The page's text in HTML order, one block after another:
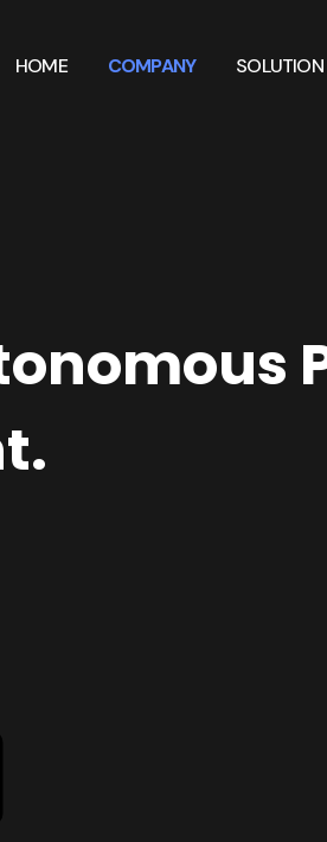
HOME COMPANY SOLUTION